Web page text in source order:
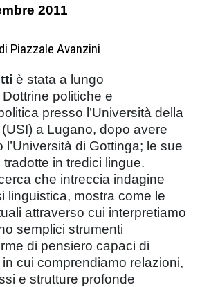
2011
Piazzale Avanzini
è stata a lungo
politiche e
presso l’Università della
a Lugano, dopo avere
di Gottinga; le sue
in tredici lingue.
che intreccia indagine
linguistica, mostra come le
attraverso cui interpretiamo
semplici strumenti
di pensiero capaci di
cui comprendiamo relazioni,
e strutture profonde